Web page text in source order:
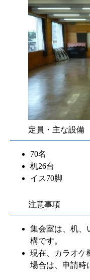
定員・主な設備
70名
机26台
イス70脚
注意事項
集会室は、机、
構です。
現在、カラオケ
場合は、申請時